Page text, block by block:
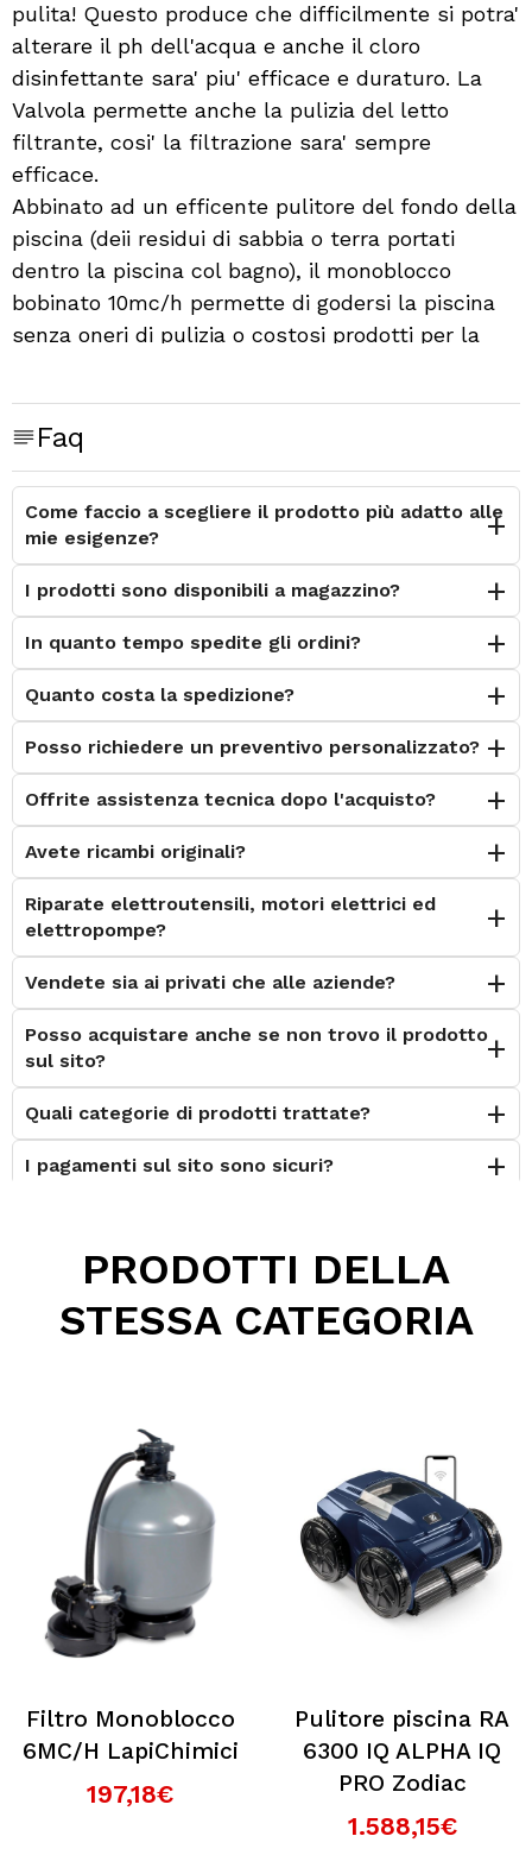
pulita! Questo produce che difficilmente si potra'
alterare il ph dell'acqua e anche il cloro
disinfettante sara' piu' efficace e duraturo. La
Valvola permette anche la pulizia del letto
filtrante, cosi' la filtrazione sara' sempre
efficace.
Abbinato ad un efficente pulitore del fondo della
piscina (deii residui di sabbia o terra portati
dentro la piscina col bagno), il monoblocco
bobinato 10mc/h permette di godersi la piscina
senza oneri di pulizia o costosi prodotti per la
Caratteristiche tecniche:
Portata: 10mc/h
Funzioni della Valvola: n.5
Faq
Come faccio a scegliere il prodotto più adatto alle
mie esigenze?
I prodotti sono disponibili a magazzino?
In quanto tempo spedite gli ordini?
Quanto costa la spedizione?
Posso richiedere un preventivo personalizzato?
Offrite assistenza tecnica dopo l'acquisto?
Avete ricambi originali?
Riparate elettroutensili, motori elettrici ed
elettropompe?
Vendete sia ai privati che alle aziende?
Posso acquistare anche se non trovo il prodotto
sul sito?
Quali categorie di prodotti trattate?
I pagamenti sul sito sono sicuri?
Posso contattarvi prima dell'acquisto?
Perché scegliere Elettromeccanica Calzolari?
PRODOTTI DELLA
STESSA CATEGORIA
Filtro Monoblocco
6MC/H LapiChimici
197,18€
Pulitore piscina RA
6300 IQ ALPHA IQ
PRO Zodiac
1.588,15€